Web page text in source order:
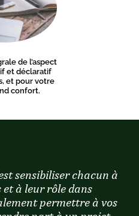
de l’aspect
et déclaratif
et pour votre
confort.
sensibiliser chacun à
et à leur rôle dans
permettre à vos